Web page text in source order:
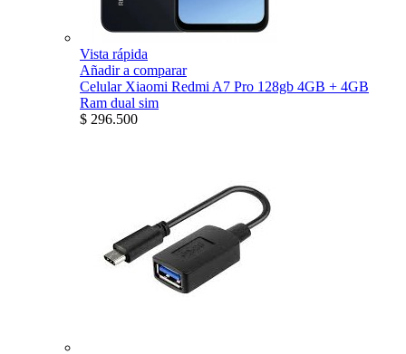
Vista rápida
Añadir a comparar
Celular Xiaomi Redmi A7 Pro 128gb 4GB + 4GB
Ram dual sim
$ 296.500